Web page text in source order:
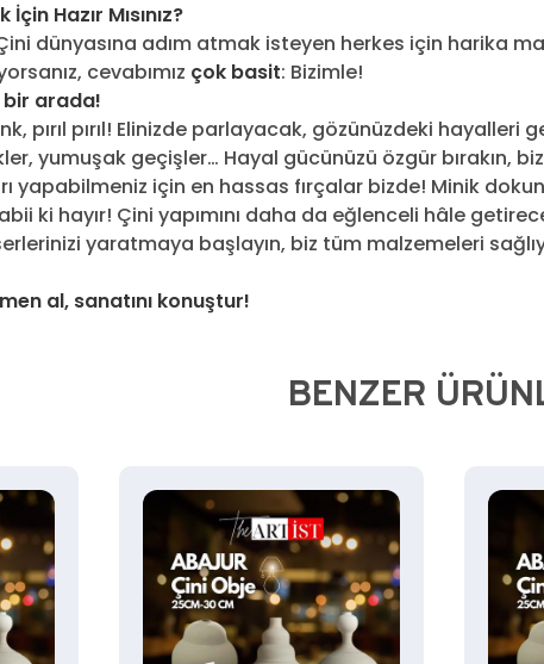
Hazır Mısınız?
dünyasına adım atmak isteyen herkes için harika
cevabımız çok basit: Bizimle!
bir arada!
pırıl pırıl! Elinizde parlayacak, gözünüzdeki hayalleri
yumuşak geçişler… Hayal gücünüzü özgür bırakın,
yapabilmeniz için en hassas fırçalar bizde! Minik
ki hayır! Çini yapımını daha da eğlenceli hâle
yaratmaya başlayın, biz tüm malzemeleri
al, sanatını konuştur!
BENZER